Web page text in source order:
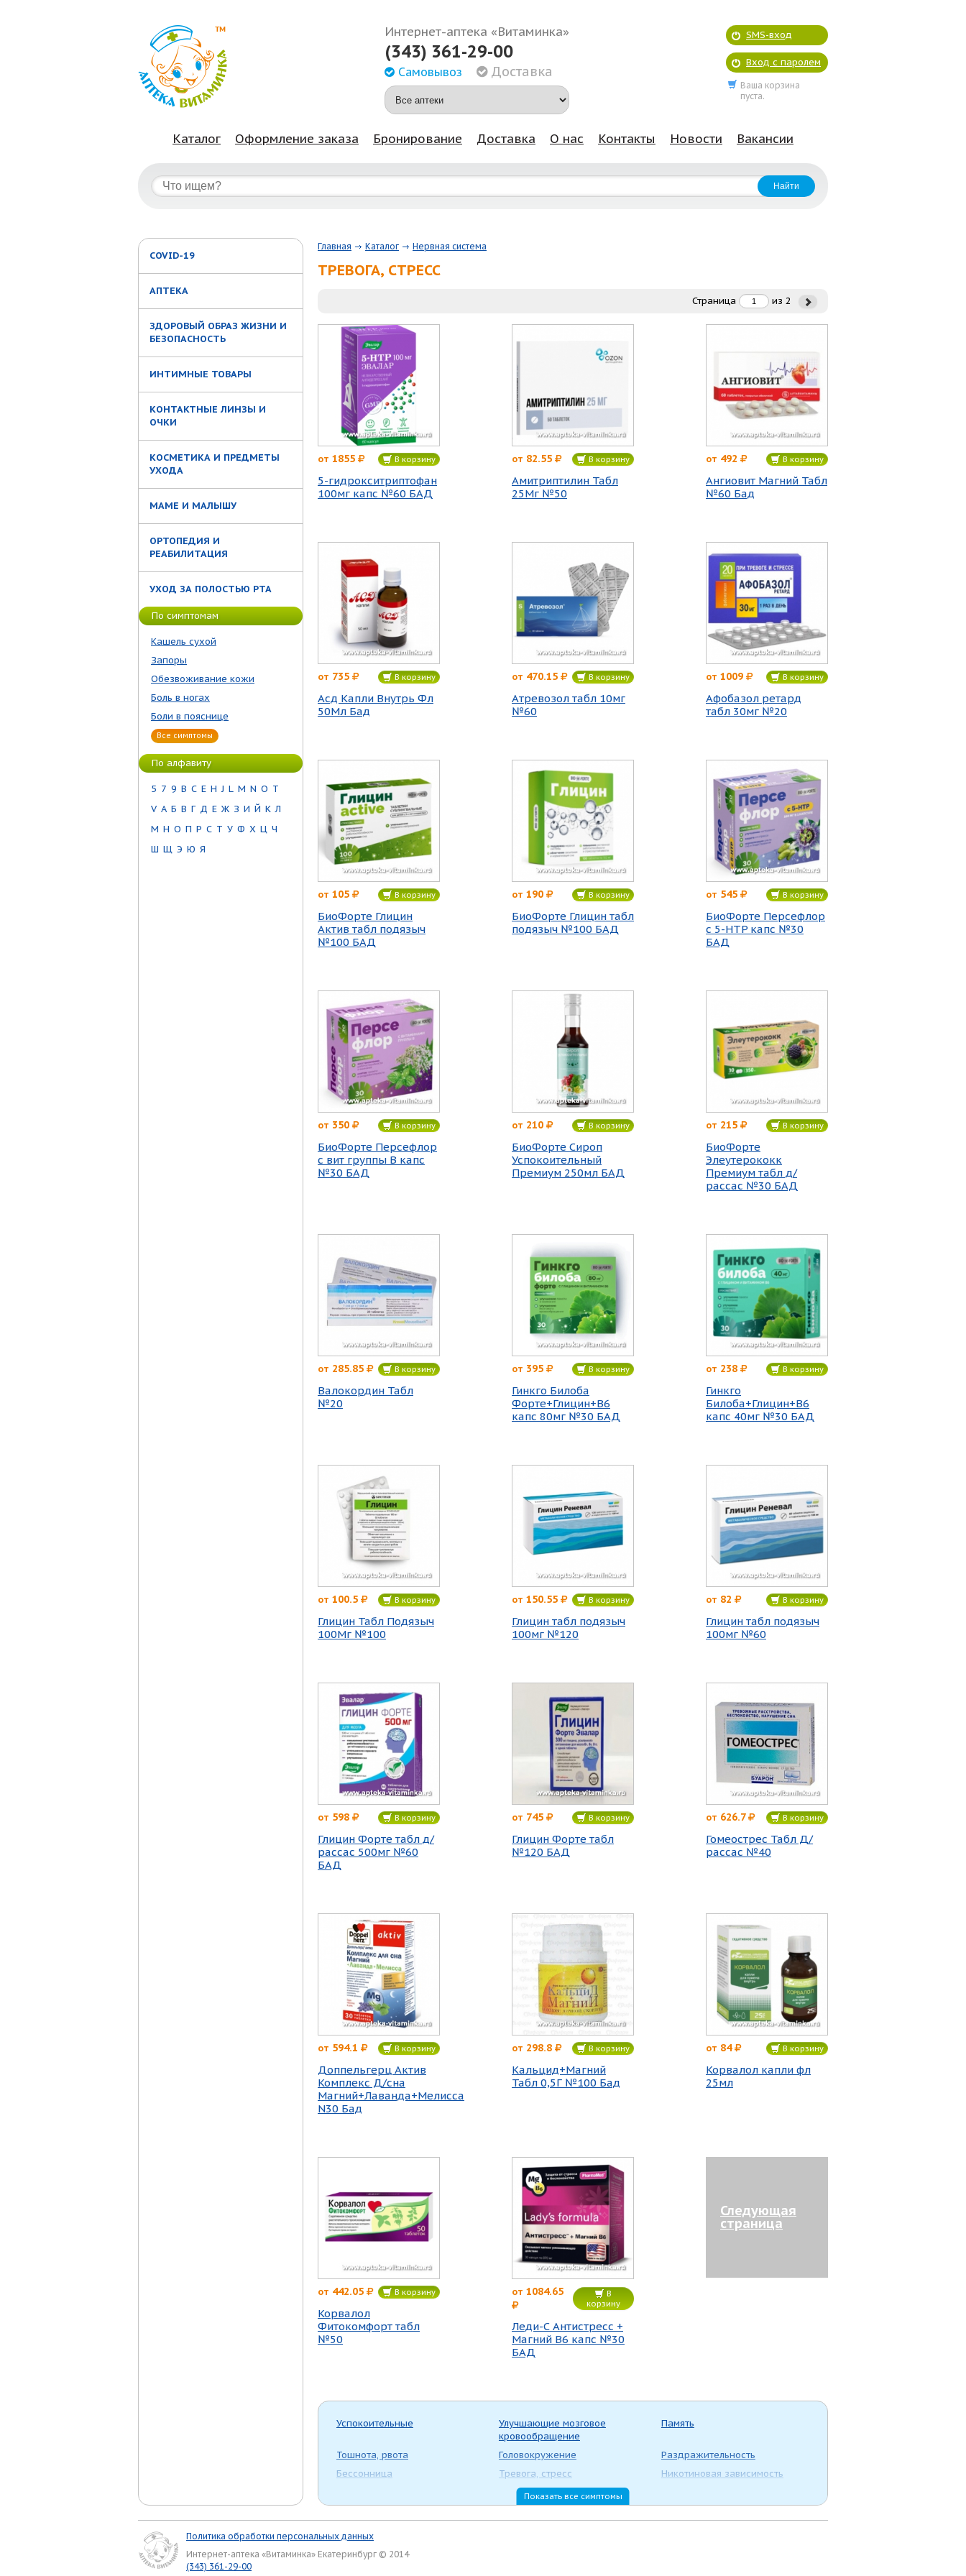
Интернет-аптека «Витаминка»
(343) 361-29-00
Самовывоз Доставка
SMS-вход
Вход с паролем
Ваша корзина
пуста.
Каталог Оформление заказа Бронирование Доставка О нас Контакты Новости Вакансии
COVID-19
АПТЕКА
ЗДОРОВЫЙ ОБРАЗ ЖИЗНИ И
БЕЗОПАСНОСТЬ
ИНТИМНЫЕ ТОВАРЫ
КОНТАКТНЫЕ ЛИНЗЫ И
ОЧКИ
КОСМЕТИКА И ПРЕДМЕТЫ
УХОДА
МАМЕ И МАЛЫШУ
ОРТОПЕДИЯ И
РЕАБИЛИТАЦИЯ
УХОД ЗА ПОЛОСТЬЮ РТА
По симптомам
Кашель сухой
Запоры
Обезвоживание кожи
Боль в ногах
Боли в пояснице
Все симптомы
По алфавиту
5 7 9 B C E H J L M N O T
V А Б В Г Д Е Ж З И Й К Л
М Н О П Р С Т У Ф Х Ц Ч
Ш Щ Э Ю Я
Главная Каталог Нервная система
ТРЕВОГА, СТРЕСС
Страница из 2
от 1855 В корзину
5-гидрокситриптофан
100мг капс №60 БАД
от 82.55 В корзину
Амитриптилин Табл
25Мг №50
от 492 В корзину
Ангиовит Магний Табл
№60 Бад
от 735 В корзину
Асд Капли Внутрь Фл
50Мл Бад
от 470.15 В корзину
Атревозол табл 10мг
№60
от 1009 В корзину
Афобазол ретард
табл 30мг №20
от 105 В корзину
БиоФорте Глицин
Актив табл подязыч
№100 БАД
от 190 В корзину
БиоФорте Глицин табл
подязыч №100 БАД
от 545 В корзину
БиоФорте Персефлор
с 5-HTP капс №30
БАД
от 350 В корзину
БиоФорте Персефлор
с вит группы В капс
№30 БАД
от 210 В корзину
БиоФорте Сироп
Успокоительный
Премиум 250мл БАД
от 215 В корзину
БиоФорте
Элеутерококк
Премиум табл д/
рассас №30 БАД
от 285.85 В корзину
Валокордин Табл
№20
от 395 В корзину
Гинкго Билоба
Форте+Глицин+В6
капс 80мг №30 БАД
от 238 В корзину
Гинкго
Билоба+Глицин+В6
капс 40мг №30 БАД
от 100.5 В корзину
Глицин Табл Подязыч
100Мг №100
от 150.55 В корзину
Глицин табл подязыч
100мг №120
от 82 В корзину
Глицин табл подязыч
100мг №60
от 598 В корзину
Глицин Форте табл д/
рассас 500мг №60
БАД
от 745 В корзину
Глицин Форте табл
№120 БАД
от 626.7 В корзину
Гомеострес Табл Д/
рассас №40
от 594.1 В корзину
Доппельгерц Актив
Комплекс Д/сна
Магний+Лаванда+Мелисса
N30 Бад
от 298.8 В корзину
Кальцид+Магний
Табл 0,5Г №100 Бад
от 84 В корзину
Корвалол капли фл
25мл
от 442.05 В корзину
Корвалол
Фитокомфорт табл
№50
от 1084.65
В
корзину
Леди-С Антистресс +
Магний В6 капс №30
БАД
Следующая
страница
Успокоительные
Улучшающие мозговое
кровообращение
Память
Тошнота, рвота Головокружение
Раздражительность
Бессонница
Тревога, стресс
Никотиновая зависимость
средства
Антипсихотический препарат
(нейролептик)
Показать все симптомы
Политика обработки персональных данных
Интернет-аптека «Витаминка» Екатеринбург © 2014
(343) 361-29-00